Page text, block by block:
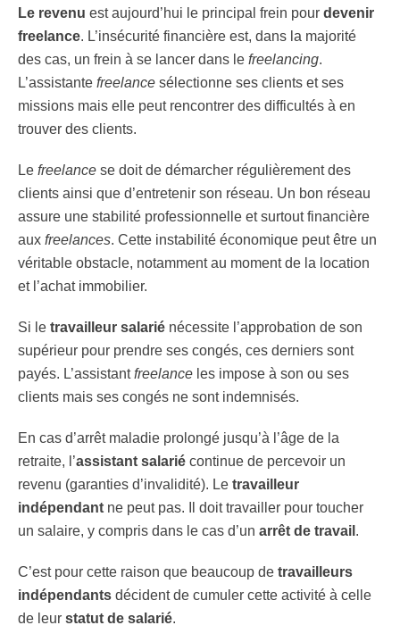
Le revenu est aujourd’hui le principal frein pour devenir
freelance. L’insécurité financière est, dans la majorité
des cas, un frein à se lancer dans le freelancing.
L’assistante freelance sélectionne ses clients et ses
missions mais elle peut rencontrer des difficultés à en
trouver des clients.
Le freelance se doit de démarcher régulièrement des
clients ainsi que d’entretenir son réseau. Un bon réseau
assure une stabilité professionnelle et surtout financière
aux freelances. Cette instabilité économique peut être un
véritable obstacle, notamment au moment de la location
et l’achat immobilier.
Si le travailleur salarié nécessite l’approbation de son
supérieur pour prendre ses congés, ces derniers sont
payés. L’assistantfreelance les impose à son ou ses
clients mais ses congés ne sont indemnisés.
En cas d’arrêt maladie prolongé jusqu’à l’âge de la
retraite, l’assistant salarié continue de percevoir un
revenu (garanties d’invalidité). Le travailleur
indépendant ne peut pas. Il doit travailler pour toucher
un salaire, y compris dans le cas d’un arrêt de travail .
C’est pour cette raison que beaucoup de travailleurs
indépendants décident de cumuler cette activité à celle
de leur statut de salarié.